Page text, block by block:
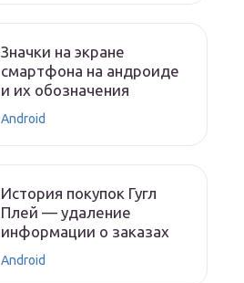
Значки на экране
смартфона на андроиде
и их обозначения
Android
История покупок Гугл
Плей — удаление
информации о заказах
Android